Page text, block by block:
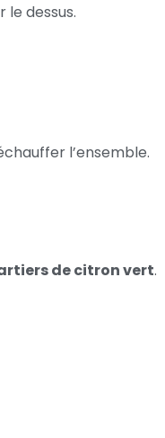
le dessus.
l’ensemble.
de citron vert.